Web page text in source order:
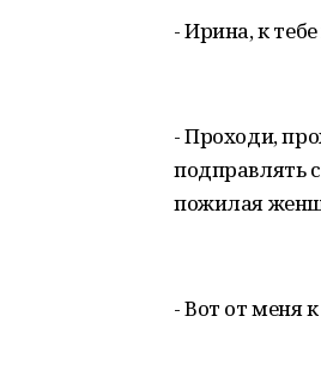
- Ирина, к
- Проходи,
подправлять
пожилая
- Вот от меня